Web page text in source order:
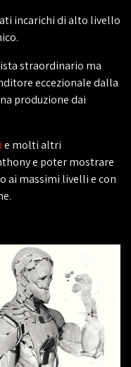
incarichi di alto livello
straordinario ma
eccezionale dalla
produzione dai
e molti altri
e poter mostrare
ai massimi livelli e con